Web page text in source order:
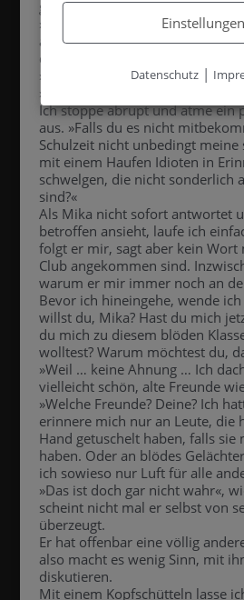
gebeten.
»Ich bin ein paar Tage in der
an. »Wegen des
davon, oder?«
»Ja, aber ich werde nicht
»Warum nicht?«
Ich stoppe abrupt und atme ein
aus. »Falls du es nicht
Schulzeit nicht unbedingt meine
mit einem Haufen Idioten in
schwelgen, die nicht sonderlich
sind?«
Als Mika nicht sofort antwortet
betroffen ansieht, laufe ich
folgt er mir, sagt aber kein Wort
Club angekommen sind.
warum er mir immer noch an
Bevor ich hineingehe, wende
willst du, Mika? Hast du mich
du mich zu diesem blöden
wolltest? Warum möchtest du,
»Weil … keine Ahnung … Ich
vielleicht schön, alte Freunde
»Welche Freunde? Deine? Ich
erinnere mich nur an Leute, die
Hand getuschelt haben, falls
haben. Oder an blödes
ich sowieso nur Luft für alle
»Das ist doch gar nicht wahr«,
scheint nicht mal er selbst von
überzeugt.
Er hat offenbar eine völlig
also macht es wenig Sinn, mit
diskutieren.
Mit einem Kopfschütteln lasse
Einstellungen
Datenschutz |